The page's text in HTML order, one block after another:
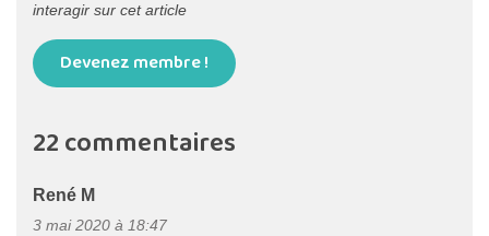
interagir sur cet article
Devenez membre !
22 commentaires
René M
3 mai 2020 à 18:47